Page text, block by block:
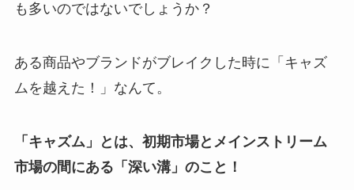
も多いのではないでしょうか？
ある商品やブランドがブレイクした時に「キャズ
ムを越えた！」なんて。
「キャズム」とは、 初期市場とメインストリーム
市場の間にある「深い溝」 のこと！